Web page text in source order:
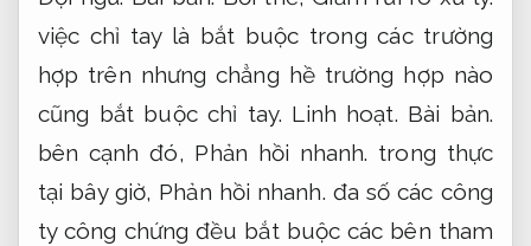
việc chỉ tay là bắt buộc trong các trường
hợp trên nhưng chẳng hề trường hợp nào
cũng bắt buộc chỉ tay. Linh hoạt. Bài bản.
bên cạnh đó, Phản hồi nhanh. trong thực
tại bây giờ, Phản hồi nhanh. đa số các công
ty công chứng đều bắt buộc các bên tham